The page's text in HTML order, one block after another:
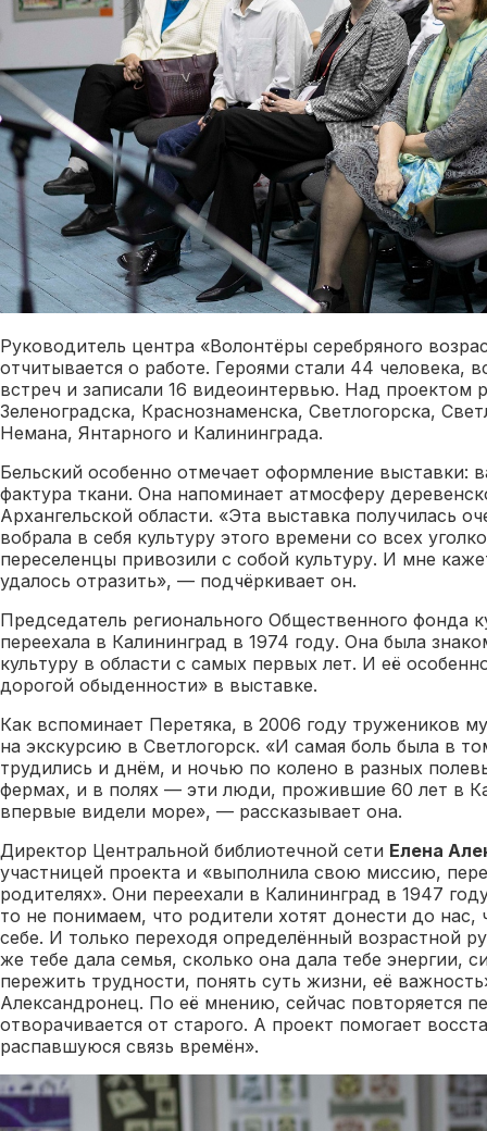
Руководитель центра «Волонтёры серебряного
отчитывается о работе. Героями стали 44 человека,
встреч и записали 16 видеоинтервью. Над проектом
Зеленоградска, Краснознаменска, Светлогорска,
Немана, Янтарного и Калининграда.
Бельский особенно отмечает оформление выставки:
фактура ткани. Она напоминает атмосферу
Архангельской области. «Эта выставка получилась
вобрала в себя культуру этого времени со всех
переселенцы привозили с собой культуру. И мне
удалось отразить», — подчёркивает он.
Председатель регионального Общественного фонда
переехала в Калининград в 1974 году. Она была
культуру в области с самых первых лет. И её
дорогой обыденности» в выставке.
Как вспоминает Перетяка, в 2006 году тружеников
на экскурсию в Светлогорск. «И самая боль была в
трудились и днём, и ночью по колено в разных
фермах, и в полях — эти люди, прожившие 60 лет в
впервые видели море», — рассказывает она.
Директор Центральной библиотечной сети Елена
участницей проекта и «выполнила свою миссию,
родителях». Они переехали в Калининград в 1947
то не понимаем, что родители хотят донести до нас,
себе. И только переходя определённый возрастной
же тебе дала семья, сколько она дала тебе энергии,
пережить трудности, понять суть жизни, её
Александронец. По её мнению, сейчас повторяется
отворачивается от старого. А проект помогает
распавшуюся связь времён».